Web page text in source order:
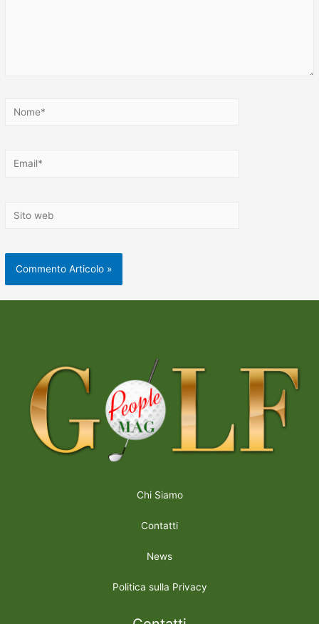
Chi Siamo
Contatti
News
Politica sulla Privacy